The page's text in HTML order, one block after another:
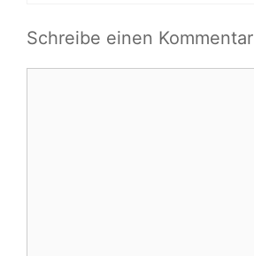
Schreibe einen Kommentar